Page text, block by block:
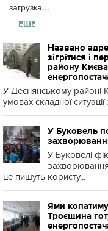
загрузка...
ЕЩЕ
Названо
зігрітися і
району
У Деснянському районі
умовах складної
У Буковель
У Буковелі
це пишуть користу...
Ями
Троєщина